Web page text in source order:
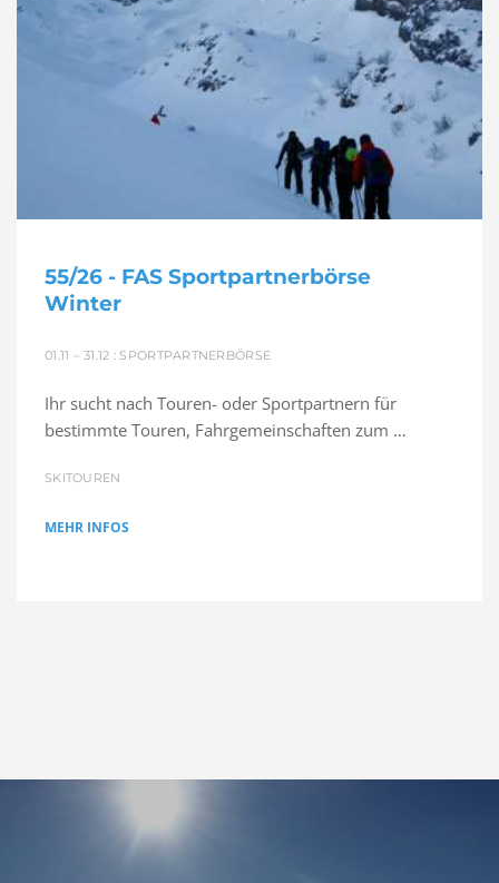
55/26 - FAS Sportpartnerbörse
Winter
01.11 – 31.12 : SPORTPARTNERBÖRSE
Ihr sucht nach Touren- oder Sportpartnern für
bestimmte Touren, Fahrgemeinschaften zum …
SKITOUREN
MEHR INFOS